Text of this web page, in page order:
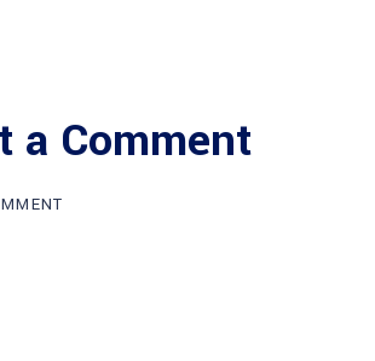
a Comment